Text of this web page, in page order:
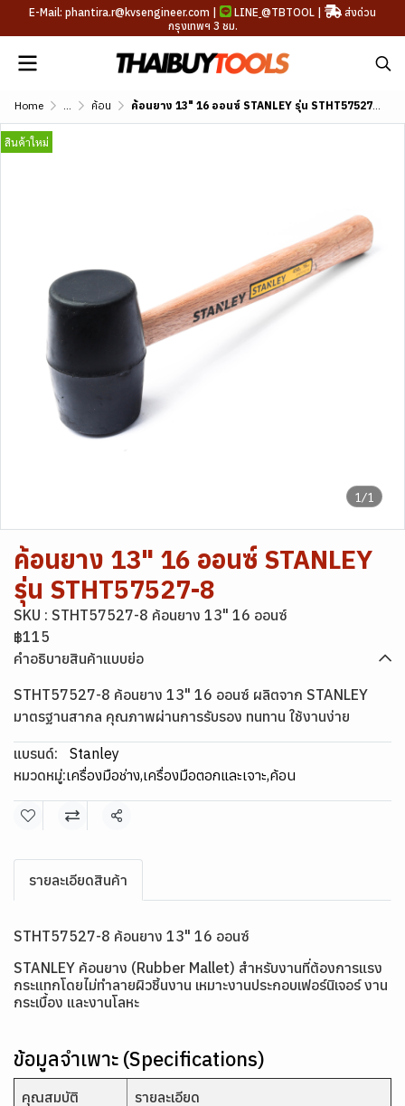
E-Mail: phantira.r@kvsengineer.com | LINE @TBTOOL |
ส่งด่วน
กรุงเทพฯ 3 ชม.
Home ... ค้อน ค้อนยาง 13" 16 ออนซ์ STANLEY รุ่น STHT57527-8
1/1
สินค้าใหม่
ค้อนยาง 13" 16 ออนซ์ STANLEY
รุ่น STHT57527-8
SKU : STHT57527-8 ค้อนยาง 13" 16 ออนซ์
฿115
คำอธิบายสินค้าแบบย่อ
STHT57527-8 ค้อนยาง 13" 16 ออนซ์ ผลิตจาก STANLEY
มาตรฐานสากล คุณภาพผ่านการรับรอง ทนทาน ใช้งานง่าย
แบรนด์:
Stanley
หมวดหมู่:เครื่องมือช่าง,เครื่องมือตอกและเจาะ,ค้อน
แชร์
รายละเอียดสินค้า
STHT57527-8 ค้อนยาง 13" 16 ออนซ์
STANLEY ค้อนยาง (Rubber Mallet) สำหรับงานที่ต้องการแรง
กระแทกโดยไม่ทำลายผิวชิ้นงาน เหมาะงานประกอบเฟอร์นิเจอร์ งาน
กระเบื้อง และงานโลหะ
ข้อมูลจำเพาะ (Specifications)
คุณสมบัติ รายละเอียด